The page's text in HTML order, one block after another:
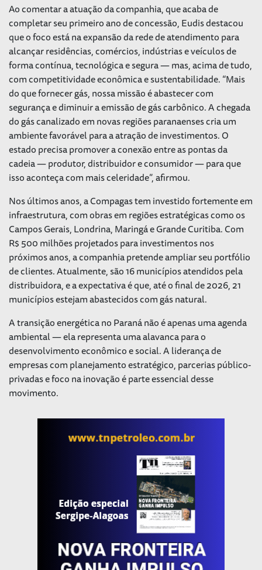
Ao comentar a atuação da companhia, que acaba de
completar seu primeiro ano de concessão, Eudis destacou
que o foco está na expansão da rede de atendimento para
alcançar residências, comércios, indústrias e veículos de
forma contínua, tecnológica e segura — mas, acima de tudo,
com competitividade econômica e sustentabilidade. “Mais
do que fornecer gás, nossa missão é abastecer com
segurança e diminuir a emissão de gás carbônico. A chegada
do gás canalizado em novas regiões paranaenses cria um
ambiente favorável para a atração de investimentos. O
estado precisa promover a conexão entre as pontas da
cadeia — produtor, distribuidor e consumidor — para que
isso aconteça com mais celeridade”, afirmou.
Nos últimos anos, a Compagas tem investido fortemente em
infraestrutura, com obras em regiões estratégicas como os
Campos Gerais, Londrina, Maringá e Grande Curitiba. Com
R$ 500 milhões projetados para investimentos nos
próximos anos, a companhia pretende ampliar seu portfólio
de clientes. Atualmente, são 16 municípios atendidos pela
distribuidora, e a expectativa é que, até o final de 2026, 21
municípios estejam abastecidos com gás natural.
A transição energética no Paraná não é apenas uma agenda
ambiental — ela representa uma alavanca para o
desenvolvimento econômico e social. A liderança de
empresas com planejamento estratégico, parcerias público-
privadas e foco na inovação é parte essencial desse
movimento.